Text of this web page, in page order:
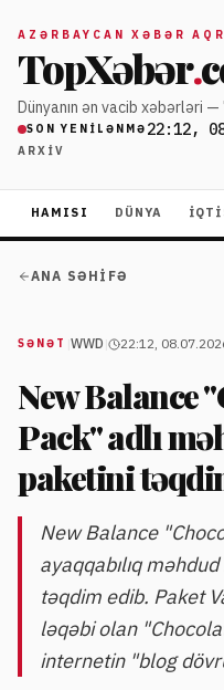
AZƏRBAYCAN XƏBƏR
TopXəbər.
Dünyanın ən vacib xəbərləri
SON YENILƏNMƏ 22:12,
ARXIV
HAMISI DÜNYA
ANA SƏHIFƏ
SƏNƏT WWD 22:12,
New Balance
Pack" adlı
paketini
New Balance
ayaqqabılıq məhdud
təqdim edib. Paket
ləqəbi olan
internetin "blog